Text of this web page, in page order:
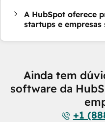
A HubSpot oferece
startups e
Ainda tem
software da
+1